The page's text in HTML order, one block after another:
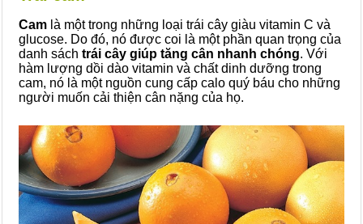
Cam là một trong những loại trái cây giàu vitamin C và
glucose. Do đó, nó được coi là một phần quan trọng của
danh sách trái cây giúp tăng cân nhanh chóng. Với
hàm lượng dồi dào vitamin và chất dinh dưỡng trong
cam, nó là một nguồn cung cấp calo quý báu cho những
người muốn cải thiện cân nặng của họ.